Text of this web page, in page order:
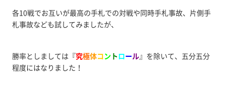
各10戦でお互いが最高の手札での対戦や同時手札事故、片側手
札事故なども試してみましたが、
勝率としましては『究極体コン トロール』を除いて、五分五分
程度にはなりました！